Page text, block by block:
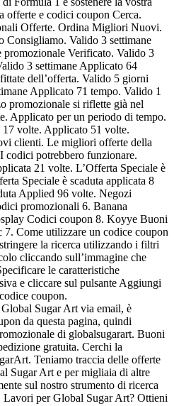
offerte e codici coupon Cerca.
Offerte. Ordina Migliori Nuovi.
Consigliamo. Valido 3 settimane
Verificato. Valido 3
3 settimane Applicato 64
dell’offerta. Valido 5 giorni
Applicato 71 tempo. Valido 1
promozionale si riflette già nel
Applicato per un periodo di tempo.
volte. Applicato 51 volte.
clienti. Le migliori offerte della
codici potrebbero funzionare.
21 volte. L’Offerta Speciale è
Speciale è scaduta applicata 8
Applied 96 volte. Negozi
promozionali 6. Banana
Codici coupon 8. Koyye Buoni
Come utilizzare un codice coupon
la ricerca utilizzando i filtri
cliccando sull’immagine che
le caratteristiche
e cliccare sul pulsante Aggiungi
coupon.
Sugar Art via email, è
da questa pagina, quindi
di globalsugarart. Buoni
gratuita. Cerchi la
Teniamo traccia delle offerte
Sugar Art e per migliaia di altre
sul nostro strumento di ricerca
per Global Sugar Art? Ottieni